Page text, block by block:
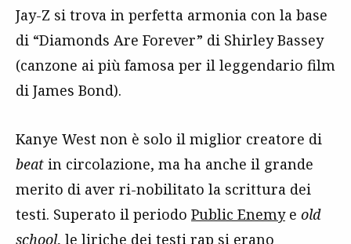
Jay-Z si trova in perfetta armonia con la base
di “Diamonds Are Forever” di Shirley Bassey
(canzone ai più famosa per il leggendario film
di James Bond).
Kanye West non è solo il miglior creatore di
beat in circolazione, ma ha anche il grande
merito di aver ri-nobilitato la scrittura dei
testi. Superato il periodo Public Enemye old
school, le liriche dei testi rap si erano